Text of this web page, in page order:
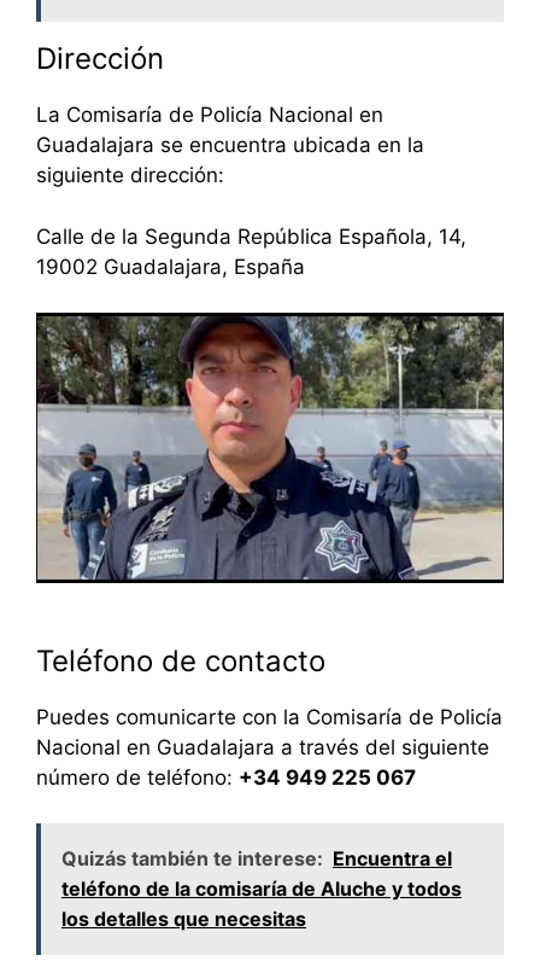
Dirección
La Comisaría de Policía Nacional en
Guadalajara se encuentra ubicada en la
siguiente dirección:
Calle de la Segunda República Española, 14,
19002 Guadalajara, España
Teléfono de contacto
Puedes comunicarte con la Comisaría de Policía
Nacional en Guadalajara a través del siguiente
número de teléfono: +34 949 225 067
Quizás también te interese: Encuentra el
teléfono de la comisaría de Aluche y todos
los detalles que necesitas